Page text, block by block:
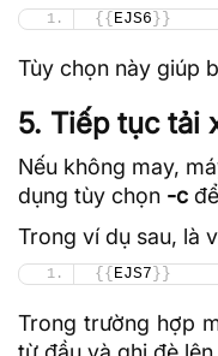
{{ EJS6 }}
Tùy chọn này giúp
5. Tiếp tục tải
Nếu không may,
dụng tùy chọn -c
Trong ví dụ sau, là
{{ EJS7 }}
Trong trường hợp